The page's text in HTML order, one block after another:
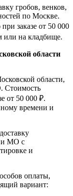
гробов, венков,
по Москве.
заказе от 50 000
или на кладбище.
области
области,
Стоимость
от 50 000 ₽.
времени и
и МО с
и
оплаты,
вариант: